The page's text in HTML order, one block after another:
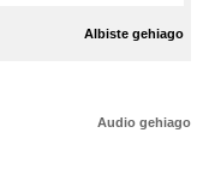
Albiste gehiago
Audio gehiago